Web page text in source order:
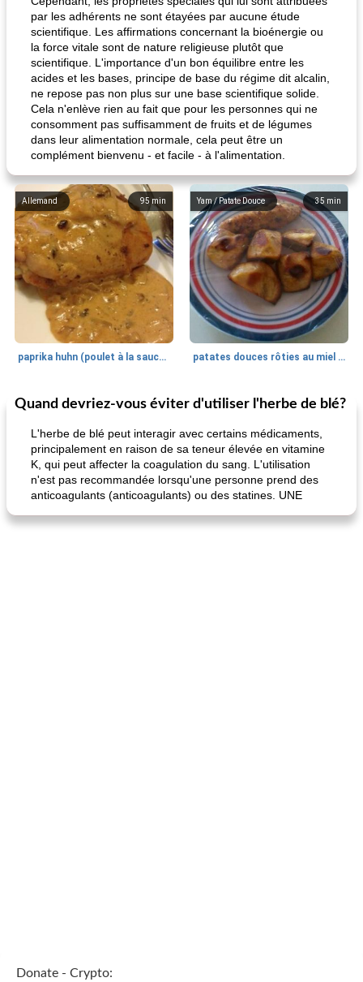
par les adhérents ne sont étayées par aucune étude
scientifique. Les affirmations concernant la bioénergie ou
la force vitale sont de nature religieuse plutôt que
scientifique. L'importance d'un bon équilibre entre les
acides et les bases, principe de base du régime dit alcalin,
ne repose pas non plus sur une base scientifique solide.
Cela n'enlève rien au fait que pour les personnes qui ne
consomment pas suffisamment de fruits et de légumes
dans leur alimentation normale, cela peut être un
complément bienvenu - et facile - à l'alimentation.
95 min
Allemand
paprika huhn (poulet à la sauce paprika).
35 min
Yam / Patate Douce
patates douces rôties au miel / kumara
25 min
Petit déjeuner et brunch 45min
Viande et volaille
Quand devriez-vous éviter d'utiliser l'herbe de blé?
L'herbe de blé peut interagir avec certains médicaments,
principalement en raison de sa teneur élevée en vitamine
K, qui peut affecter la coagulation du sang. L'utilisation
n'est pas recommandée lorsqu'une personne prend des
anticoagulants (anticoagulants) ou des statines. UNE
Donate - Crypto: